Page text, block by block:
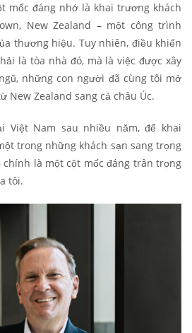
mốc đáng nhớ là khai trương khách
New Zealand – một công trình
thương hiệu. Tuy nhiên, điều khiến
là tòa nhà đó, mà là việc được xây
những con người đã cùng tôi mở
New Zealand sang cả châu Úc.
Việt Nam sau nhiều năm, để khai
trong những khách sạn sang trọng
chính là một cột mốc đáng trân trọng
tôi.